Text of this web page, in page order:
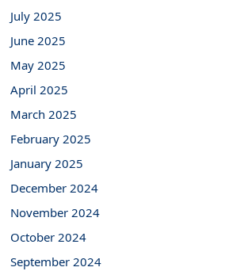
July 2025
June 2025
May 2025
April 2025
March 2025
February 2025
January 2025
December 2024
November 2024
October 2024
September 2024